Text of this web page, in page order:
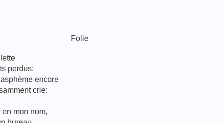
Folie
perdus;
encore
crie:
mon nom,